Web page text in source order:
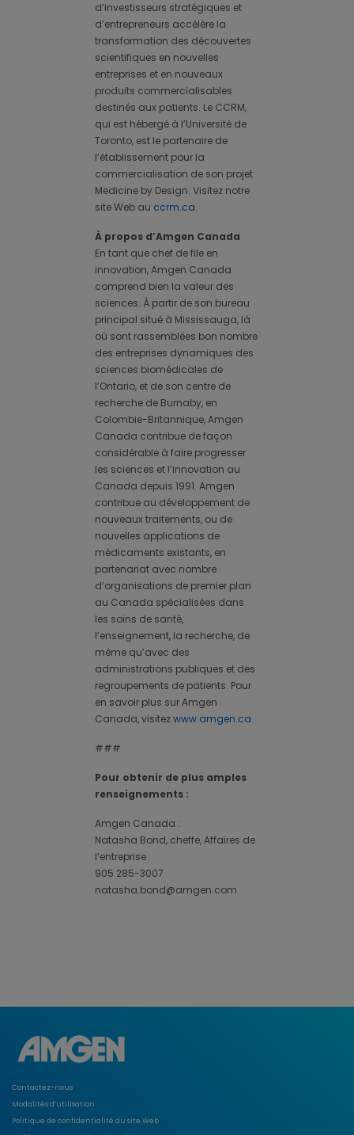
d’investisseurs stratégiques et
d’entrepreneurs accélère la
transformation des découvertes
scientifiques en nouvelles
entreprises et en nouveaux
produits commercialisables
destinés aux patients. Le CCRM,
qui est hébergé à l’Université de
Toronto, est le partenaire de
l’établissement pour la
commercialisation de son projet
Medicine by Design. Visitez notre
site Web au ccrm.ca.
À propos d’Amgen Canada
En tant que chef de file en
innovation, Amgen Canada
comprend bien la valeur des
sciences. À partir de son bureau
principal situé à Mississauga, là
où sont rassemblées bon nombre
des entreprises dynamiques des
sciences biomédicales de
l’Ontario, et de son centre de
recherche de Burnaby, en
Colombie-Britannique, Amgen
Canada contribue de façon
considérable à faire progresser
les sciences et l’innovation au
Canada depuis 1991. Amgen
contribue au développement de
nouveaux traitements, ou de
nouvelles applications de
médicaments existants, en
partenariat avec nombre
d’organisations de premier plan
au Canada spécialisées dans
les soins de santé,
l’enseignement, la recherche, de
même qu’avec des
administrations publiques et des
regroupements de patients. Pour
en savoir plus sur Amgen
Canada, visitezwww.amgen.ca.
###
Pour obtenir de plus amples
renseignements :
Amgen Canada :
Natasha Bond, cheffe, Affaires de
l’entreprise
905 285-3007
natasha.bond@amgen.com
Contactez-nous
Modalités d’utilisation
Politique de confidentialité du site Web